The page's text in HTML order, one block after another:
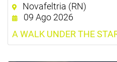
Novafeltria (RN)
09 Ago 2026
A WALK UNDER THE